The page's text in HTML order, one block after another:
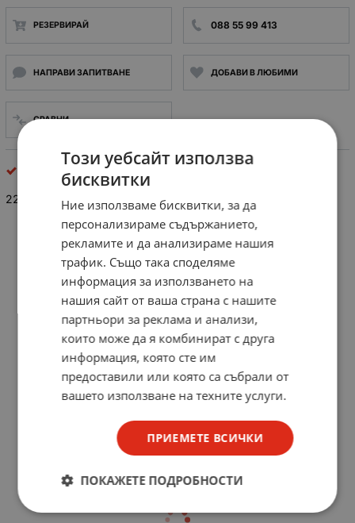
РЕЗЕРВИРАЙ 088 55 99 413
НАПРАВИ ЗАПИТВАНЕ ДОБАВИ В ЛЮБИМИ
СРАВНИ
Полярни кондензатори
22uF/25V
Този уебсайт използва
бисквитки
Ние използваме бисквитки, за да
персонализираме съдържанието,
рекламите и да анализираме нашия
трафик. Също така споделяме
информация за използването на
нашия сайт от ваша страна с нашите
партньори за реклама и анализи,
които може да я комбинират с друга
информация, която сте им
предоставили или която са събрали от
вашето използване на техните услуги.
ПРИЕМЕТЕ ВСИЧКИ
ПОКАЖЕТЕ ПОДРОБНОСТИ